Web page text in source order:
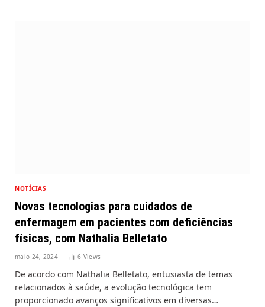
NOTÍCIAS
Novas tecnologias para cuidados de
enfermagem em pacientes com deficiências
físicas, com Nathalia Belletato
maio 24, 2024 6 Views
De acordo com Nathalia Belletato, entusiasta de temas
relacionados à saúde, a evolução tecnológica tem
proporcionado avanços significativos em diversas…